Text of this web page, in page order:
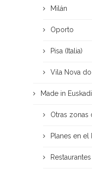
Milán
Oporto
Pisa (Italia)
Vila Nova
Made in Euskadi
Otras zonas
Planes en el